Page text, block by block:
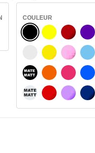
INTÉRIEUR
COULEUR
NOIR
BLANC
NOIR MATÉ
BLANC MATÉ
JAUNE
JAUNE AMBRE
ORANGE
ROUGE
ROSA
FUCHSIA
PURPLE